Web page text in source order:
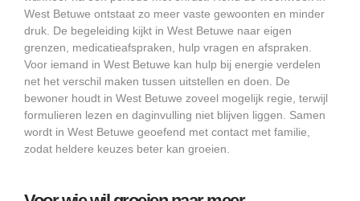
West Betuwe ontstaat zo meer vaste gewoonten en minder
druk. De begeleiding kijkt in West Betuwe naar eigen
grenzen, medicatieafspraken, hulp vragen en afspraken.
Voor iemand in West Betuwe kan hulp bij energie verdelen
net het verschil maken tussen uitstellen en doen. De
bewoner houdt in West Betuwe zoveel mogelijk regie, terwijl
formulieren lezen en daginvulling niet blijven liggen. Samen
wordt in West Betuwe geoefend met contact met familie,
zodat heldere keuzes beter kan groeien.